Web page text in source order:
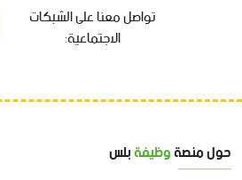
تواصل معنا على الشبكات
الاجتماعية:
حول منصةوظيفةبلس